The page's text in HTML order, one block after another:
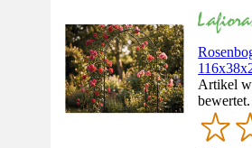
Artikel
bewertet.